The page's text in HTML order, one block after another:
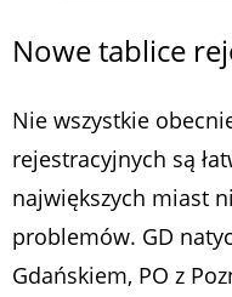
Nowe tablice
Nie wszystkie
rejestracyjnych są
największych miast
problemów. GD
Gdańskiem, PO z